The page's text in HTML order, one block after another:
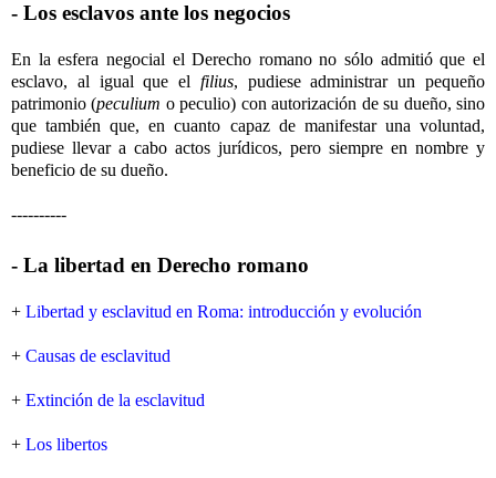
- Los esclavos ante los negocios
En la esfera negocial el Derecho romano no sólo admitió que el
esclavo, al igual que el filius, pudiese administrar un pequeño
patrimonio (peculium o peculio) con autorización de su dueño, sino
que también que, en cuanto capaz de manifestar una voluntad,
pudiese llevar a cabo actos jurídicos, pero siempre en nombre y
beneficio de su dueño.
----------
- La libertad en Derecho romano
+ Libertad y esclavitud en Roma: introducción y evolución
+ Causas de esclavitud
+ Extinción de la esclavitud
+ Los libertos